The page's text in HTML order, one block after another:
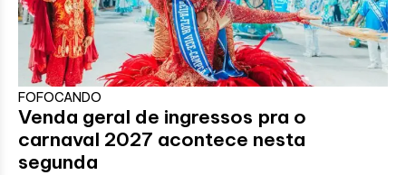
FOFOCANDO
Venda geral de ingressos pra o
carnaval 2027 acontece nesta
segunda